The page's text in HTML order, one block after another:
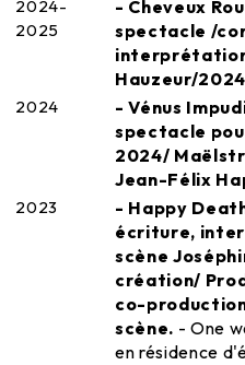
2024-
2025
- Cheveux
spectacle /
Hauzeur/
2024
- Vénus
spectacle
2024/
Jean-Félix
2023
- Happy
écriture,
scène
création/
co-
scène. - One
en résidence